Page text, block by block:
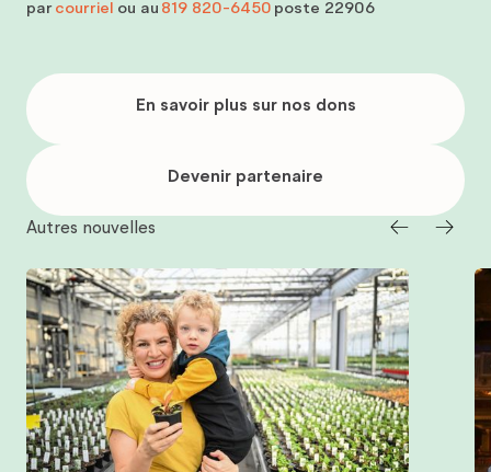
par courriel ou au 819 820-6450 poste 22906
En
savoir
sur
nos
dons
En savoir plus sur nos dons
Devenir
partenaire
Devenir partenaire
Autres nouvelles